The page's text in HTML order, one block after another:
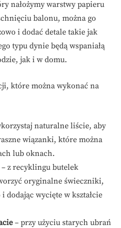
nałożymy warstwy papieru
balonu, można go
i dodać detale takie jak
typu dynie będą wspaniałą
jak i w domu.
które można wykonać na
naturalne liście, aby
wiązanki, które można
lub oknach.
– z recyklingu butelek
oryginalne świeczniki,
dodając wycięte w kształcie
– przy użyciu starych ubrań